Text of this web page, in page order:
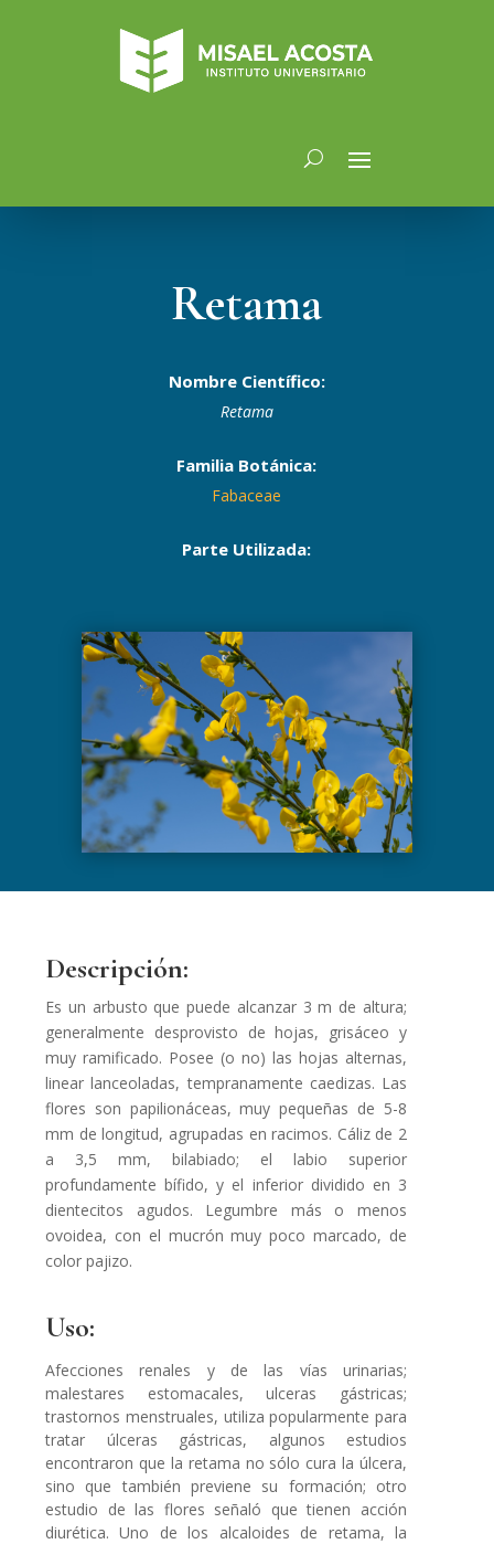
Retama
Nombre Científico:
Retama
Familia Botánica:
Fabaceae
Parte Utilizada:
Descripción:
Es un arbusto que puede alcanzar 3 m de altura;
generalmente desprovisto de hojas, grisáceo y
muy ramificado. Posee (o no) las hojas alternas,
linear lanceoladas, tempranamente caedizas. Las
flores son papilionáceas, muy pequeñas de 5-8
mm de longitud, agrupadas en racimos. Cáliz de 2
a 3,5 mm, bilabiado; el labio superior
profundamente bífido, y el inferior dividido en 3
dientecitos agudos. Legumbre más o menos
ovoidea, con el mucrón muy poco marcado, de
color pajizo.
Uso:
Afecciones renales y de las vías urinarias;
malestares estomacales, ulceras gástricas;
trastornos menstruales, utiliza popularmente para
tratar úlceras gástricas, algunos estudios
encontraron que la retama no sólo cura la úlcera,
sino que también previene su formación; otro
estudio de las flores señaló que tienen acción
diurética. Uno de los alcaloides de retama, la